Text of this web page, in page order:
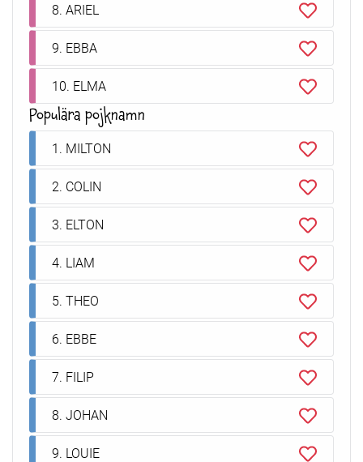
8. ARIEL
9. EBBA
10. ELMA
Populära pojknamn
1. MILTON
2. COLIN
3. ELTON
4. LIAM
5. THEO
6. EBBE
7. FILIP
8. JOHAN
9. LOUIE